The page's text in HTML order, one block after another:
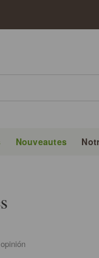
Nouveautes